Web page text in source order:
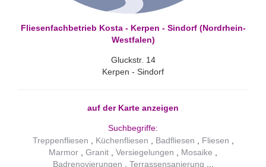
Fliesenfachbetrieb Kosta - Kerpen - Sindorf (Nordrhein-
Westfalen)
Gluckstr. 14
Kerpen - Sindorf
auf der Karte anzeigen
Suchbegriffe:
Treppenfliesen
Küchenfliesen Badfliesen
Fliesen
Marmor
Granit Versiegelungen
Mosaike
Badrenovierungen
Terrassensanierung